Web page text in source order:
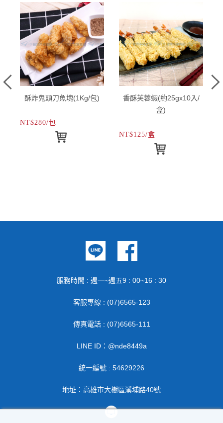
酥炸鬼頭刀魚塊(1Kg/包)
NT$280/包
香酥芙蓉蝦(約25gx10入/
盒)
NT$125/盒
服務時間 : 週一~週五9 : 00~16 : 30
客服專線 : (07)6565-123
傳真電話 : (07)6565-111
LINE ID：@nde8449a
統一編號 : 54629226
地址：高雄市大樹區溪埔路40號